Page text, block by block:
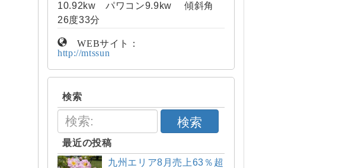
10.92kw パワコン9.9kw 傾斜角
26度33分
WEBサイト：
http://mtssun
検索
検索
最近の投稿
九州エリア8月売上63％超